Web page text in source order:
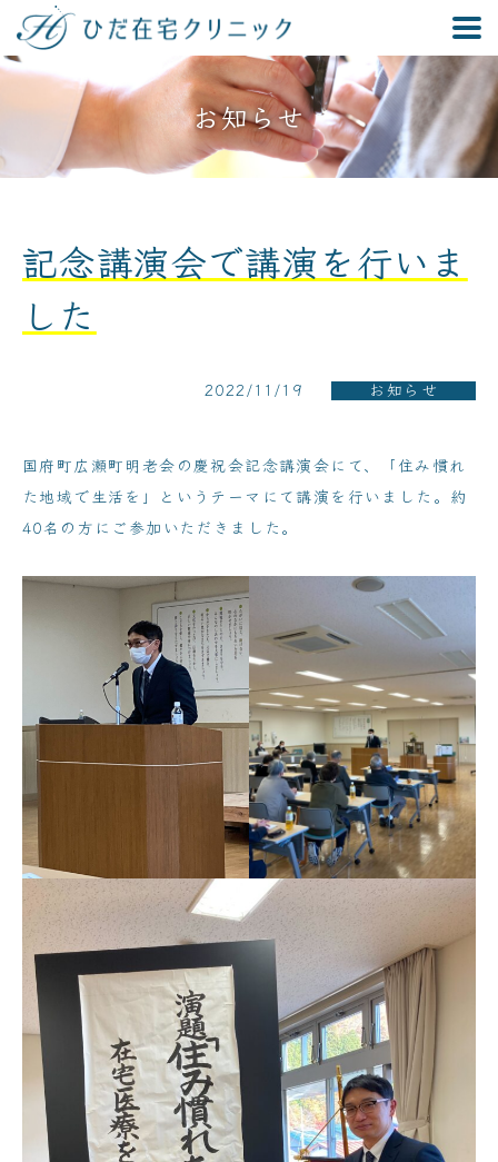
お知らせ
記念講演会で講演を行いま
した
2022/11/19 お知らせ
国府町広瀬町明老会の慶祝会記念講演会にて、「住み慣れ
た地域で生活を」というテーマにて講演を行いました。約
40名の方にご参加いただきました。